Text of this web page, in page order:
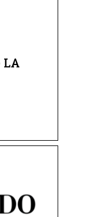
LA